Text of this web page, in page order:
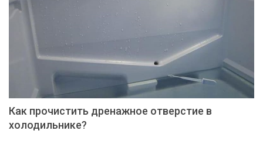
Как прочистить дренажное отверстие в
холодильнике?